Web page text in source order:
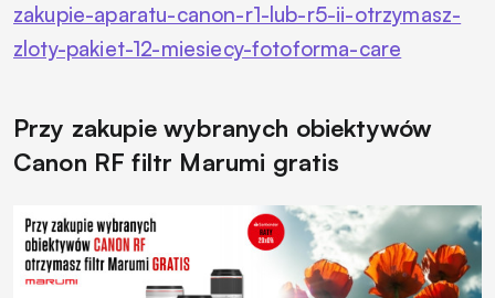
zakupie-aparatu-canon-r1-lub-r5-ii-otrzymasz-
zloty-pakiet-12-miesiecy-fotoforma-care
Przy zakupie wybranych obiektywów
Canon RF filtr Marumi gratis